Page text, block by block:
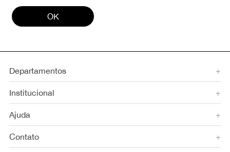
OK
Departamentos +
Institucional +
Ajuda +
Contato +